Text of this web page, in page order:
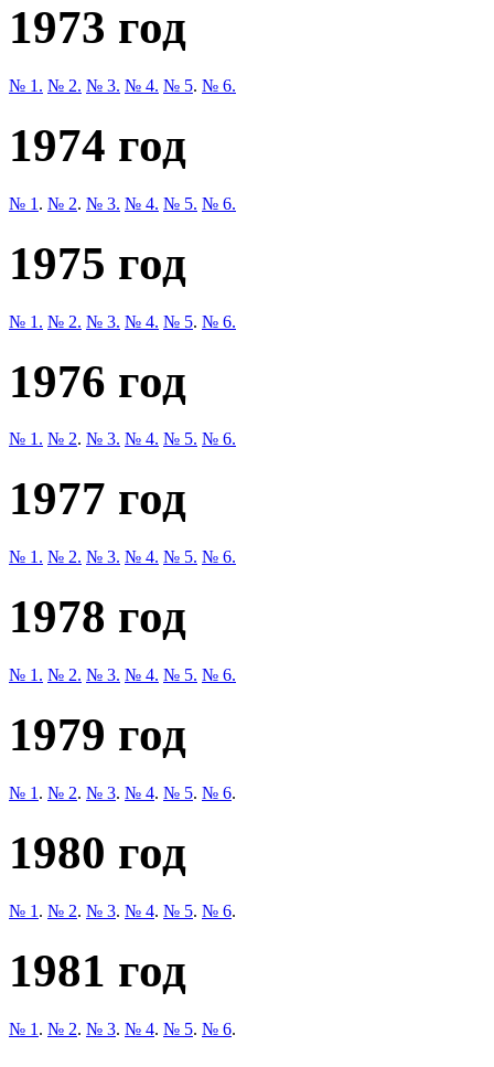
1973 год
№ 1. № 2. № 3. № 4. № 5. № 6.
1974 год
№ 1 . № 2. № 3. № 4. № 5. № 6.
1975 год
№ 1. № 2. № 3. № 4. № 5. № 6.
1976 год
№ 1. № 2. № 3. № 4. № 5. № 6.
1977 год
№ 1. № 2. № 3. № 4. № 5. № 6.
1978 год
№ 1. № 2. № 3. № 4. № 5. № 6.
1979 год
№ 1 . № 2. № 3. № 4. № 5. № 6.
1980 год
№ 1 . № 2. № 3. № 4. № 5. № 6.
1981 год
№ 1 . № 2. № 3. № 4. № 5. № 6.